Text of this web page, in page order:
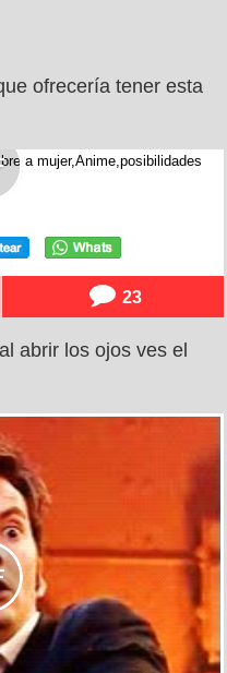
ofrecería tener esta
23
abrir los ojos ves el